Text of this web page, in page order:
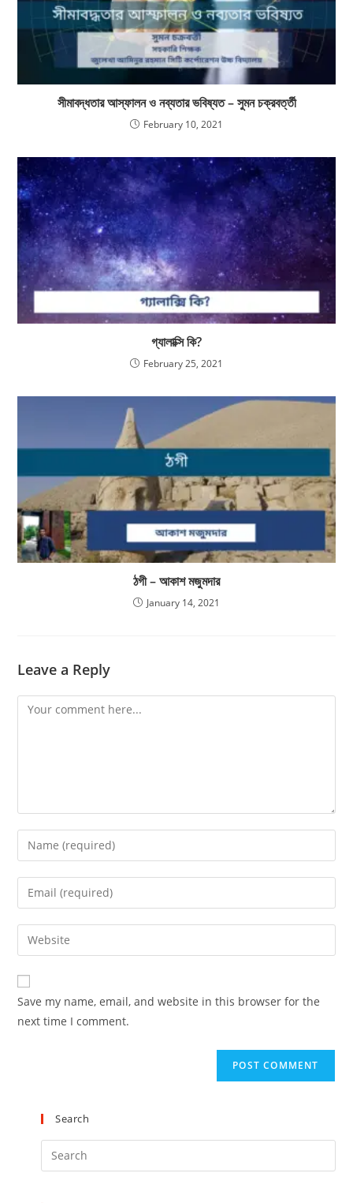
সীমাবদ্ধতার আস্ফালন ও নব্যতার ভবিষ্যত – সুমন চক্রবর্ত্তী
February 10, 2021
গ্যালাক্সি কি?
February 25, 2021
ঠগী – আকাশ মজুমদার
January 14, 2021
Leave a Reply
Save my name, email, and website in this browser for the
next time I comment.
Search